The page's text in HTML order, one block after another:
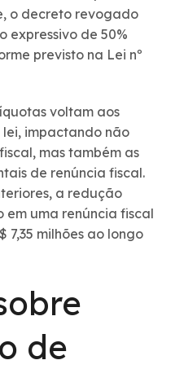
o decreto revogado
expressivo de 50%
previsto na Lei nº
voltam aos
impactando não
mas também as
de renúncia fiscal.
a redução
uma renúncia fiscal
7,35 milhões ao longo
de